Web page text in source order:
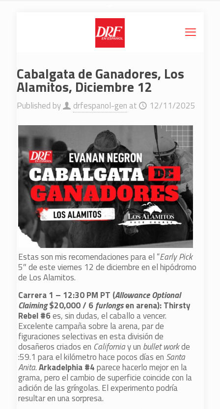
Cabalgata de Ganadores, Los
Alamitos, Diciembre 12
Published by drfespanol-gen at 12/11/2025
Estas son mis recomendaciones para el “Early Pick
5″ de este viernes 12 de diciembre en el hipódromo
de Los Alamitos.
Carrera 1 – 12:30 PM PT (Allowance Optional
Claiming$20,000 / 6furlongsen arena):Thirsty
Rebel #6es, sin dudas, el caballo a vencer.
Excelente campaña sobre la arena, par de
figuraciones selectivas en esta división de
dosañeros criados en Californiay un bullet workde
:59.1 para el kilómetro hace pocos días en Santa
Anita.Arkadelphia #4parece hacerlo mejor en la
grama, pero el cambio de superficie coincide con la
adición de las gríngolas. El experimento podría
resultar en una sorpresa.